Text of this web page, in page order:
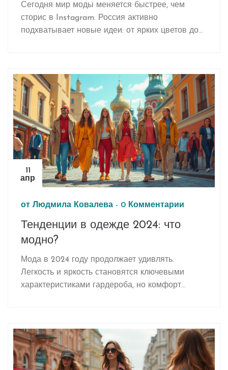
Сегодня мир моды меняется быстрее, чем
сторис в Instagram. Россия активно
подхватывает новые идеи: от ярких цветов до
что действительно носят, как адаптировать
тренды под себя и на что обратить внимание,
чтобы собирать актуальные образы без
больших затрат.
11
апр
от Людмила Ковалева - 0 Комментарии
Тенденции в одежде 2024: что
модно?
Мода в 2024 году продолжает удивлять.
Легкость и яркость становятся ключевыми
характеристиками гардероба, но комфорт
неожиданные тренды, которые точно найдут
своё место в вашем восприятии стиля.